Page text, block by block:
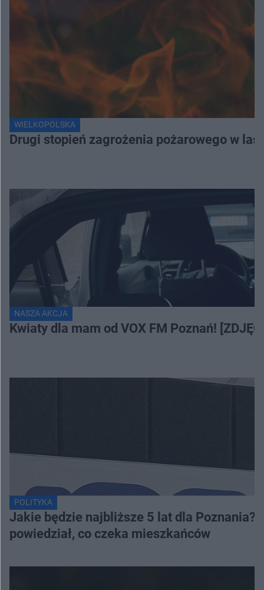
WIELKOPOLSKA
Drugi stopień zagrożenia pożarowego w
NASZA AKCJA
Kwiaty dla mam od VOX FM Poznań!
POLITYKA
Jakie będzie najbliższe 5 lat dla Poznania?
powiedział, co czeka mieszkańców